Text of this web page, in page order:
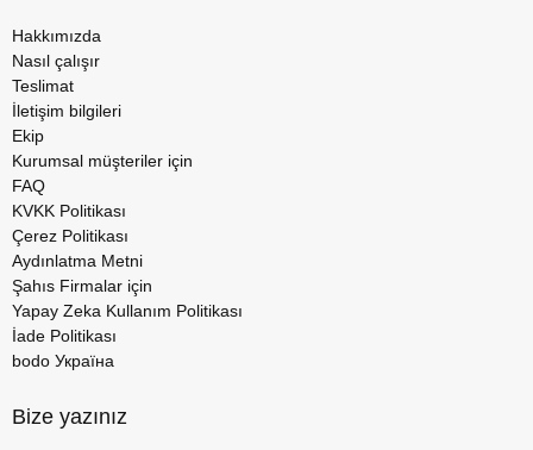
Hakkımızda
Nasıl çalışır
Teslimat
İletişim bilgileri
Ekip
Kurumsal müşteriler için
FAQ
KVKK Politikası
Çerez Politikası
Aydınlatma Metni
Şahıs Firmalar için
Yapay Zeka Kullanım Politikası
İade Politikası
bodo Україна
Bize yazınız